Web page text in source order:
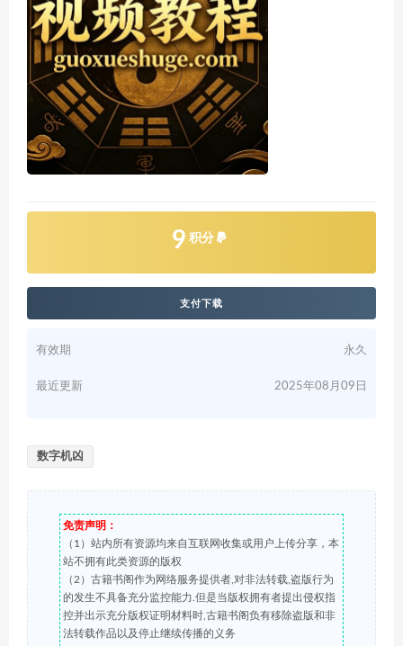
9 积分
支付下载
有效期 永久
最近更新 2025年08月09日
数字机凶
免责声明：
（1）站内所有资源均来自互联网收集或用户上传分享，本
站不拥有此类资源的版权
（2）古籍书阁作为网络服务提供者,对非法转载,盗版行为
的发生不具备充分监控能力.但是当版权拥有者提出侵权指
控并出示充分版权证明材料时,古籍书阁负有移除盗版和非
法转载作品以及停止继续传播的义务